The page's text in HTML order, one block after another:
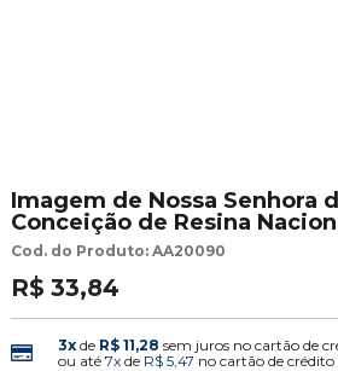
Imagem de Nossa Senhora
Conceição de Resina
Cod. do Produto: AA20090
R$ 33,84
3xde R$ 11,28 sem juros no cartão de
ou até 7xde R$ 5,47 no cartão de crédito